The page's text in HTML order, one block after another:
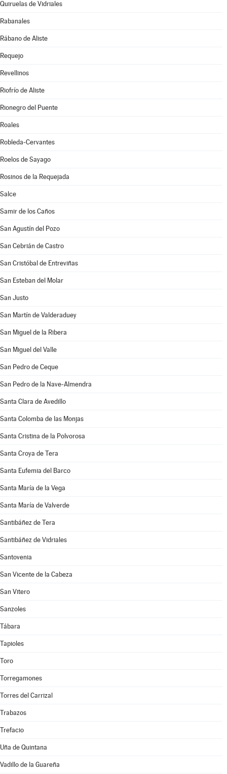
Quiruelas de Vidriales
Rabanales
Rábano de Aliste
Requejo
Revellinos
Riofrío de Aliste
Rionegro del Puente
Roales
Robleda-Cervantes
Roelos de Sayago
Rosinos de la Requejada
Salce
Samir de los Caños
San Agustín del Pozo
San Cebrián de Castro
San Cristóbal de Entreviñas
San Esteban del Molar
San Justo
San Martín de Valderaduey
San Miguel de la Ribera
San Miguel del Valle
San Pedro de Ceque
San Pedro de la Nave-Almendra
Santa Clara de Avedillo
Santa Colomba de las Monjas
Santa Cristina de la Polvorosa
Santa Croya de Tera
Santa Eufemia del Barco
Santa María de la Vega
Santa María de Valverde
Santibáñez de Tera
Santibáñez de Vidriales
Santovenia
San Vicente de la Cabeza
San Vitero
Sanzoles
Tábara
Tapioles
Toro
Torregamones
Torres del Carrizal
Trabazos
Trefacio
Uña de Quintana
Vadillo de la Guareña